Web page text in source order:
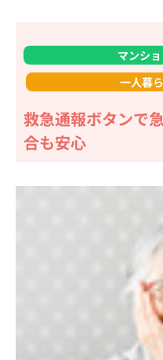
マンシ
一人暮
救急通報ボタンで
合も安心